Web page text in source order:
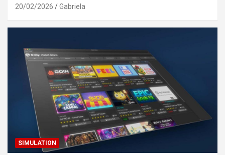
20/02/2026 Gabriela
SIMULATION